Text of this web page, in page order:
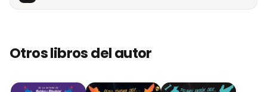
Otros libros del autor